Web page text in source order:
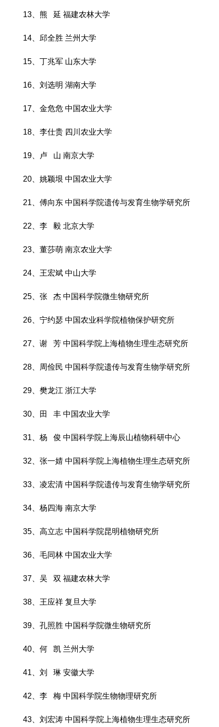
13、熊 延 福建农林大学
14、邱全胜 兰州大学
15、丁兆军 山东大学
16、刘选明 湖南大学
17、金危危 中国农业大学
18、李仕贵 四川农业大学
19、卢 山 南京大学
20、姚颖垠 中国农业大学
21、傅向东 中国科学院遗传与发育生物学研究所
22、李 毅 北京大学
23、董莎萌 南京农业大学
24、王宏斌 中山大学
25、张 杰 中国科学院微生物研究所
26、宁约瑟 中国农业科学院植物保护研究所
27、谢 芳 中国科学院上海植物生理生态研究所
28、周俭民 中国科学院遗传与发育生物学研究所
29、樊龙江 浙江大学
30、田 丰 中国农业大学
31、杨 俊 中国科学院上海辰山植物科研中心
32、张一婧 中国科学院上海植物生理生态研究所
33、凌宏清 中国科学院遗传与发育生物学研究所
34、杨四海 南京大学
35、高立志 中国科学院昆明植物研究所
36、毛同林 中国农业大学
37、吴 双 福建农林大学
38、王应祥 复旦大学
39、孔照胜 中国科学院微生物研究所
40、何 凯 兰州大学
41、刘 琳 安徽大学
42、李 梅 中国科学院生物物理研究所
43、刘宏涛 中国科学院上海植物生理生态研究所